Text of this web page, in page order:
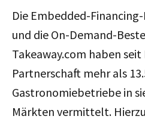
Die Embedded-
und die On-Demand-
Takeaway.com haben
Partnerschaft mehr als
Gastronomiebetriebe in
Märkten vermittelt.